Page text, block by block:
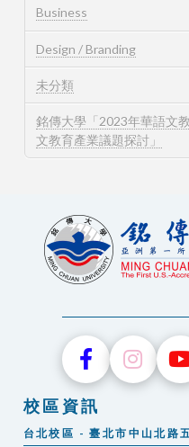
Business
Design / Branding
未分類
銘傳大學「2023年華語文
文教育產業議題探討」
校區資訊
台北校區 - 臺北市中山北